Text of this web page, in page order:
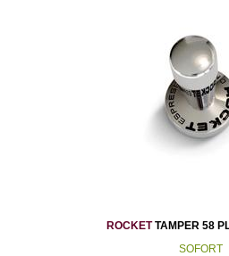
ROCKETTAMPER 58
SOFORT